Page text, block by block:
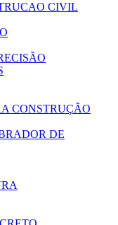
CIVIL
CONSTRUÇÃO
DE